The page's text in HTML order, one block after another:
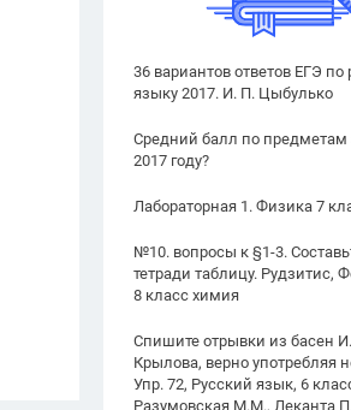
36 вариантов ответов ЕГЭ по
языку 2017. И. П. Цыбулько
Средний балл по предметам
2017 году?
Лабораторная 1. Физика 7
№10. вопросы к §1-3.
тетради таблицу. Рудзитис,
8 класс химия
Спишите отрывки из басен
Крылова, верно употребляя
Упр. 72, Русский язык, 6
Разумовская М.М., Леканта